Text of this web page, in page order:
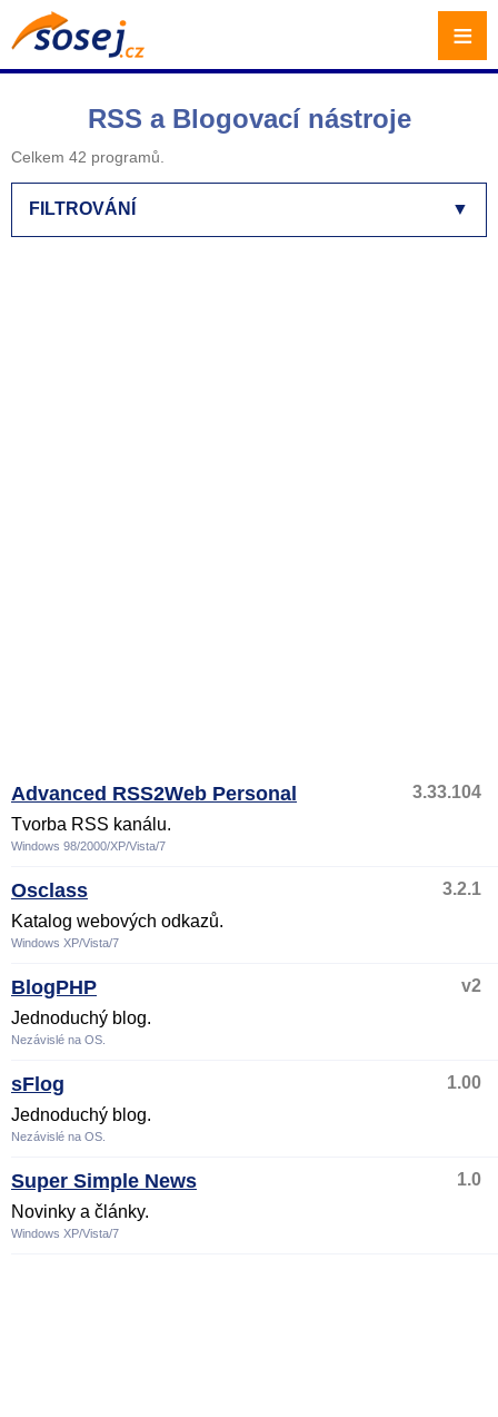
RSS a Blogovací nástroje
Celkem 42 programů.
▼
FILTROVÁNÍ
Advanced RSS2Web Personal
3.33.104
Tvorba RSS kanálu.
Windows 98/2000/XP/Vista/7
Osclass
3.2.1
Katalog webových odkazů.
Windows XP/Vista/7
BlogPHP
v2
Jednoduchý blog.
Nezávislé na OS.
sFlog
1.00
Jednoduchý blog.
Nezávislé na OS.
Super Simple News
1.0
Novinky a články.
Windows XP/Vista/7
≡